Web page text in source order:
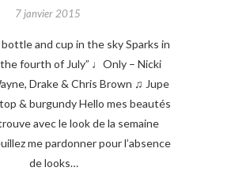
7 janvier 2015
bottle and cup in the sky Sparks in
fourth of July” ♩Only – Nicki
Drake & Chris Brown ♫ Jupe
& burgundy Hello mes beautés
avec le look de la semaine
me pardonner pour l’absence
de looks…